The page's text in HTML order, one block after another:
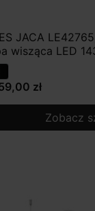
JACA
wisząca LED
zł
Zobacz